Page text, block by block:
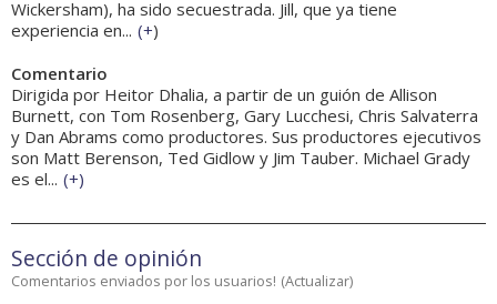
Wickersham), ha sido secuestrada. Jill, que ya tiene
experiencia en... (+)
Comentario
Dirigida por Heitor Dhalia, a partir de un guión de Allison
Burnett, con Tom Rosenberg, Gary Lucchesi, Chris Salvaterra
y Dan Abrams como productores. Sus productores ejecutivos
son Matt Berenson, Ted Gidlow y Jim Tauber. Michael Grady
es el... (+)
Sección de opinión
Comentarios enviados por los usuarios! (Actualizar)